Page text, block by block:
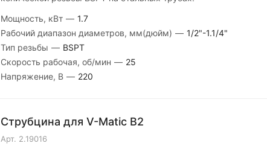
Мощность, кВт — 1.7
Рабочий диапазон диаметров, мм(дюйм) — 1/2"-1.1/4"
Тип резьбы — BSPT
Скорость рабочая, об/мин — 25
Напряжение, В — 220
Струбцина для V-Matic B2
Арт. 2.19016